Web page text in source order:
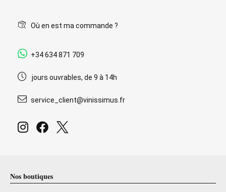
Où en est ma commande ?
+34 634 871 709
jours ouvrables, de 9 à 14h
service_client@vinissimus.fr
Nos boutiques